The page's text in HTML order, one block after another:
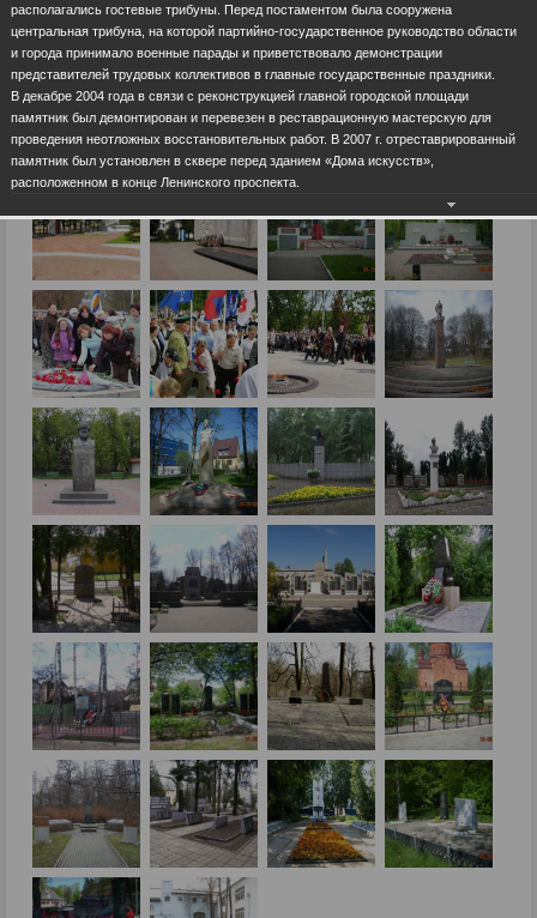
располагались гостевые трибуны. Перед постаментом была сооружена
центральная трибуна, на которой партийно-государственное руководство области
и города принимало военные парады и приветствовало демонстрации
представителей трудовых коллективов в главные государственные праздники.
В декабре 2004 года в связи с реконструкцией главной городской площади
памятник был демонтирован и перевезен в реставрационную мастерскую для
проведения неотложных восстановительных работ. В 2007 г. отреставрированный
памятник был установлен в сквере перед зданием «Дома искусств»,
расположенном в конце Ленинского проспекта.